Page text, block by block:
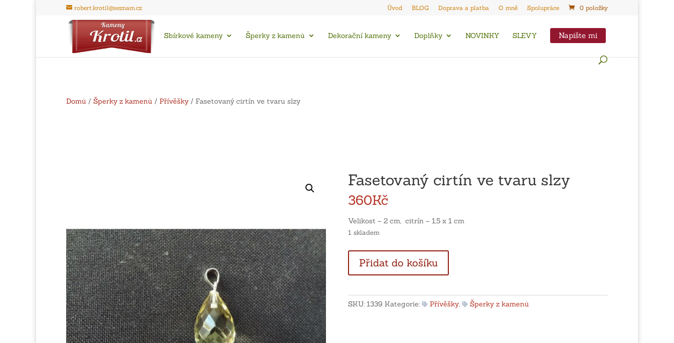
robert.krotil@seznam.cz Úvod BLOG Doprava a platba O mně Spolupráce 0 položky
Sbírkové kameny Šperky z kamenů Dekorační kameny Doplňky NOVINKY SLEVY Napište mi
Domů / Šperky z kamenů / Přívěšky / Fasetovaný cirtín ve tvaru slzy
Fasetovaný cirtín ve tvaru slzy
360Kč
Velikost – 2 cm, citrín – 1,5 x 1 cm
1 skladem
cirtín
ve
slzy
Přidat do košíku
SKU: 1339 Kategorie: Přívěšky, Šperky z kamenů